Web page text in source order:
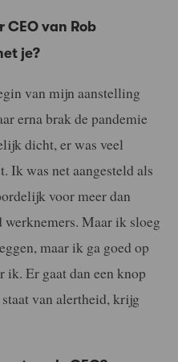
van Rob
je?
van mijn aanstelling
erna brak de pandemie
dicht, er was veel
Ik was net aangesteld als
voor meer dan
Maar ik sloeg
maar ik ga goed op
ik. Er gaat dan een knop
van alertheid, krijg